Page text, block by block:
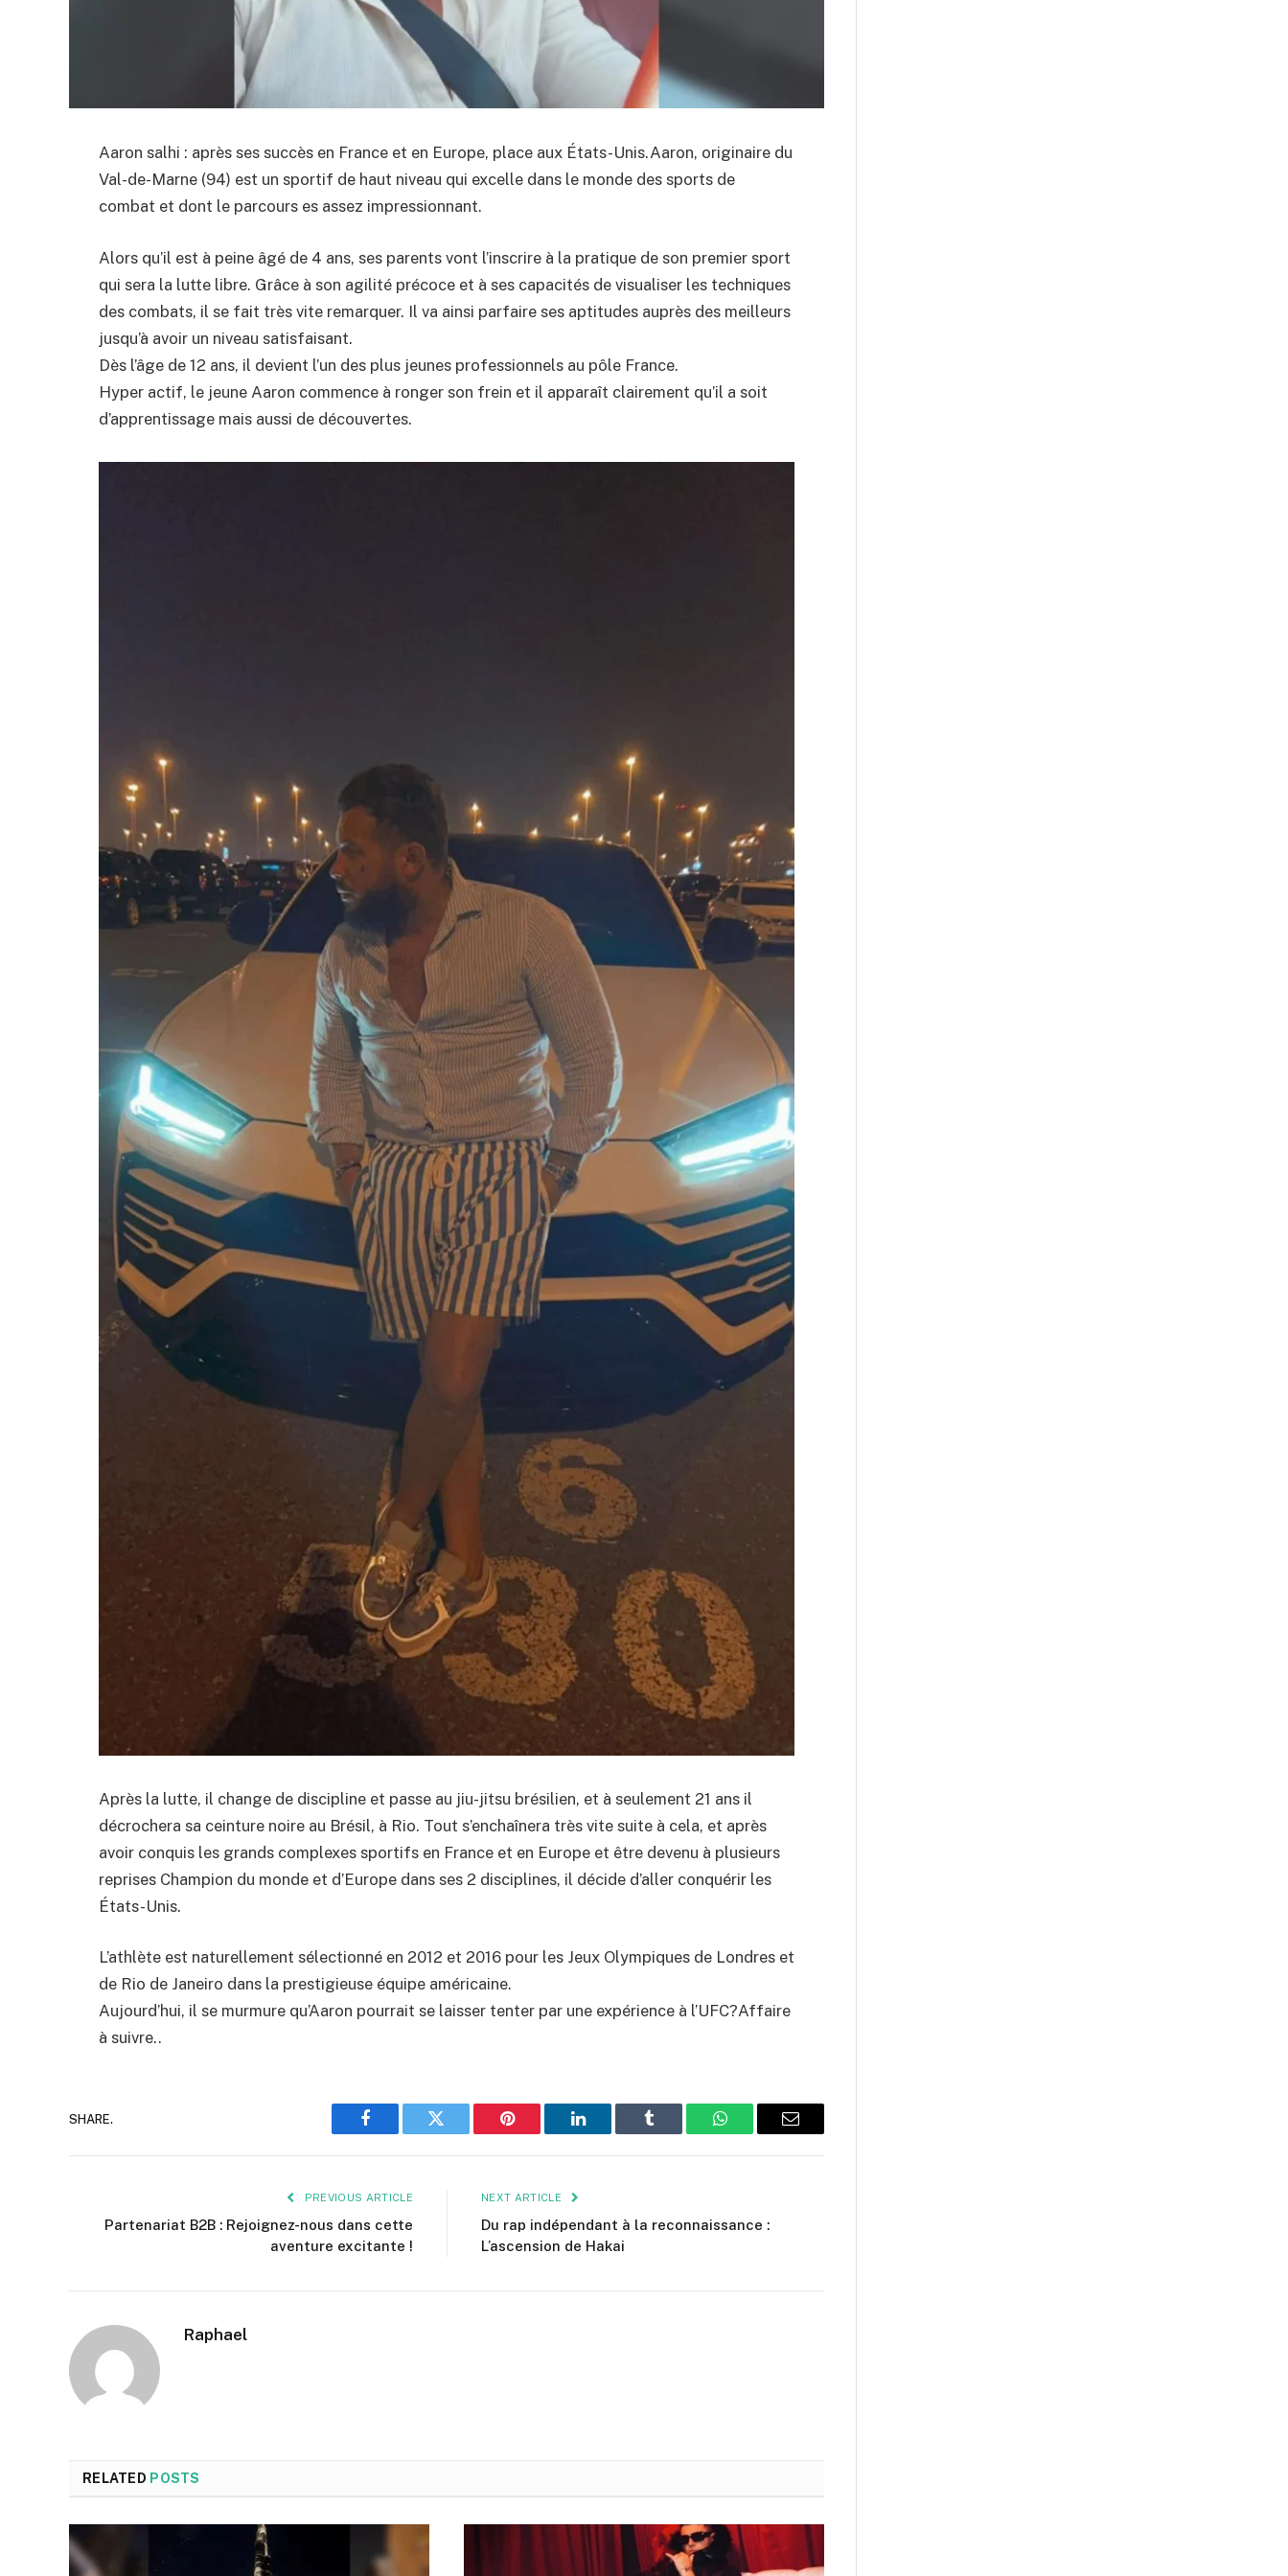
Aaron salhi : après ses succès en France et en Europe, place aux États-Unis.Aaron, originaire du
Val-de-Marne (94) est un sportif de haut niveau qui excelle dans le monde des sports de
combat et dont le parcours es assez impressionnant.
Alors qu’il est à peine âgé de 4 ans, ses parents vont l’inscrire à la pratique de son premier sport
qui sera la lutte libre. Grâce à son agilité précoce et à ses capacités de visualiser les techniques
des combats, il se fait très vite remarquer. Il va ainsi parfaire ses aptitudes auprès des meilleurs
jusqu’à avoir un niveau satisfaisant.
Dès l’âge de 12 ans, il devient l’un des plus jeunes professionnels au pôle France.
Hyper actif, le jeune Aaron commence à ronger son frein et il apparaît clairement qu’il a soit
d’apprentissage mais aussi de découvertes.
Après la lutte, il change de discipline et passe au jiu-jitsu brésilien, et à seulement 21 ans il
décrochera sa ceinture noire au Brésil, à Rio. Tout s’enchaînera très vite suite à cela, et après
avoir conquis les grands complexes sportifs en France et en Europe et être devenu à plusieurs
reprises Champion du monde et d’Europe dans ses 2 disciplines, il décide d’aller conquérir les
États-Unis.
L’athlète est naturellement sélectionné en 2012 et 2016 pour les Jeux Olympiques de Londres et
de Rio de Janeiro dans la prestigieuse équipe américaine.
Aujourd’hui, il se murmure qu’Aaron pourrait se laisser tenter par une expérience à l’UFC?Affaire
à suivre..
SHARE.
Facebook Twitter Pinterest LinkedIn Tumblr WhatsAppEmail
PREVIOUS ARTICLE
Partenariat B2B : Rejoignez-nous dans cette
aventure excitante !
NEXT ARTICLE
Du rap indépendant à la reconnaissance :
L’ascension de Hakai
Raphael
RELATED POSTS